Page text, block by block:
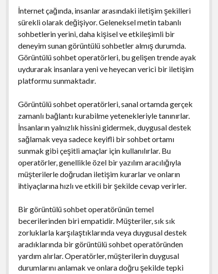
İnternet çağında, insanlar arasındaki iletişim şekilleri
sürekli olarak değişiyor. Geleneksel metin tabanlı
sohbetlerin yerini, daha kişisel ve etkileşimli bir
deneyim sunan görüntülü sohbetler almış durumda.
Görüntülü sohbet operatörleri, bu gelişen trende ayak
uydurarak insanlara yeni ve heyecan verici bir iletişim
platformu sunmaktadır.
Görüntülü sohbet operatörleri, sanal ortamda gerçek
zamanlı bağlantı kurabilme yetenekleriyle tanınırlar.
İnsanların yalnızlık hissini gidermek, duygusal destek
sağlamak veya sadece keyifli bir sohbet ortamı
sunmak gibi çeşitli amaçlar için kullanılırlar. Bu
operatörler, genellikle özel bir yazılım aracılığıyla
müşterilerle doğrudan iletişim kurarlar ve onların
ihtiyaçlarına hızlı ve etkili bir şekilde cevap verirler.
Bir görüntülü sohbet operatörünün temel
becerilerinden biri empatidir. Müşteriler, sık sık
zorluklarla karşılaştıklarında veya duygusal destek
aradıklarında bir görüntülü sohbet operatöründen
yardım alırlar. Operatörler, müşterilerin duygusal
durumlarını anlamak ve onlara doğru şekilde tepki